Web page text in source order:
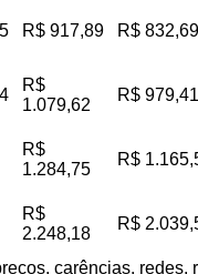
R$ 917,89 R$ 832,69
R$
1.079,62
R$ 979,41
R$
1.284,75
R$
R$
2.248,18
R$
carências,